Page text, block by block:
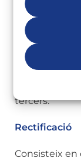
Accés
A través de
quines
sent
finalitat,
tercers.
Rectificació
Consisteix